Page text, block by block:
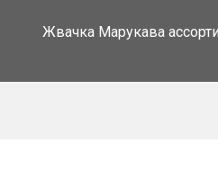
Жвачка Марукава